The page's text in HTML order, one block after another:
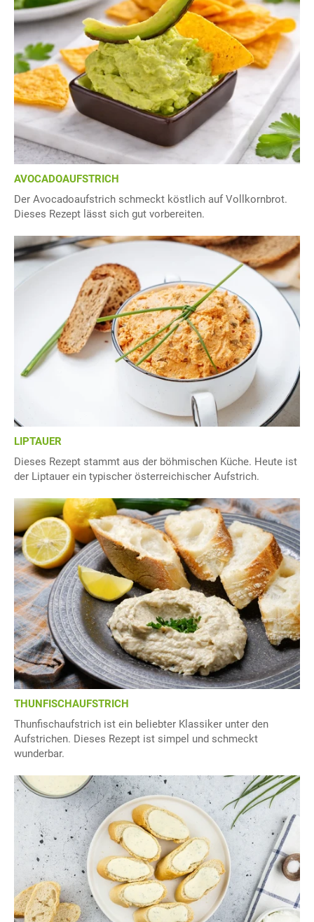
AVOCADOAUFSTRICH
Der Avocadoaufstrich schmeckt köstlich auf Vollkornbrot.
Dieses Rezept lässt sich gut vorbereiten.
LIPTAUER
Dieses Rezept stammt aus der böhmischen Küche. Heute ist
der Liptauer ein typischer österreichischer Aufstrich.
THUNFISCHAUFSTRICH
Thunfischaufstrich ist ein beliebter Klassiker unter den
Aufstrichen. Dieses Rezept ist simpel und schmeckt
wunderbar.